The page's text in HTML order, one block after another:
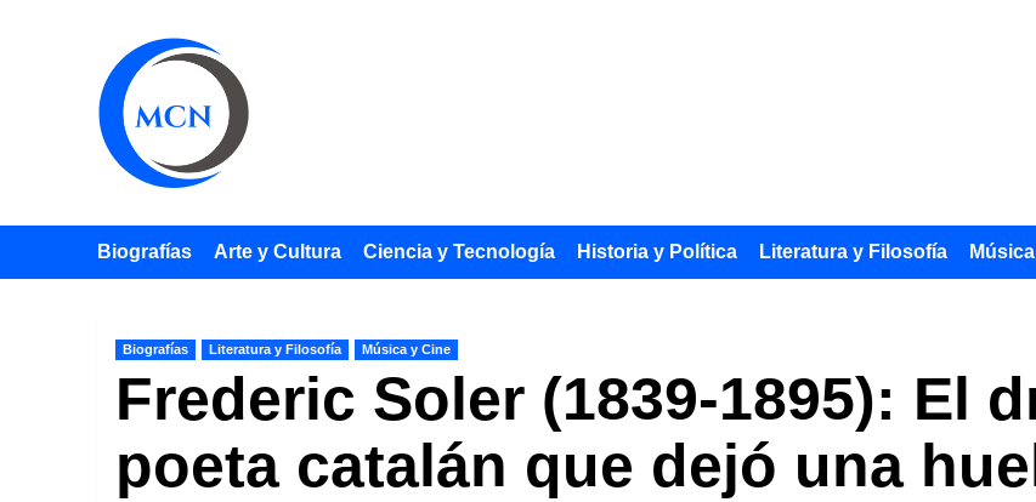
Biografías Arte y Cultura Ciencia y Tecnología Historia y Política Literatura y Filosofía
Biografías Literatura y Filosofía Música y Cine
Frederic Soler (1839-1895): El
poeta catalán que dejó una